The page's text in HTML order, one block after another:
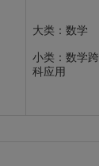
大类：数学
小类：数学
科应用